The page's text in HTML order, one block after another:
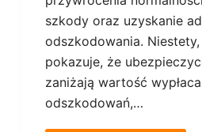
szkody oraz uzyskanie
odszkodowania.
pokazuje, że
zaniżają wartość
odszkodowań,…